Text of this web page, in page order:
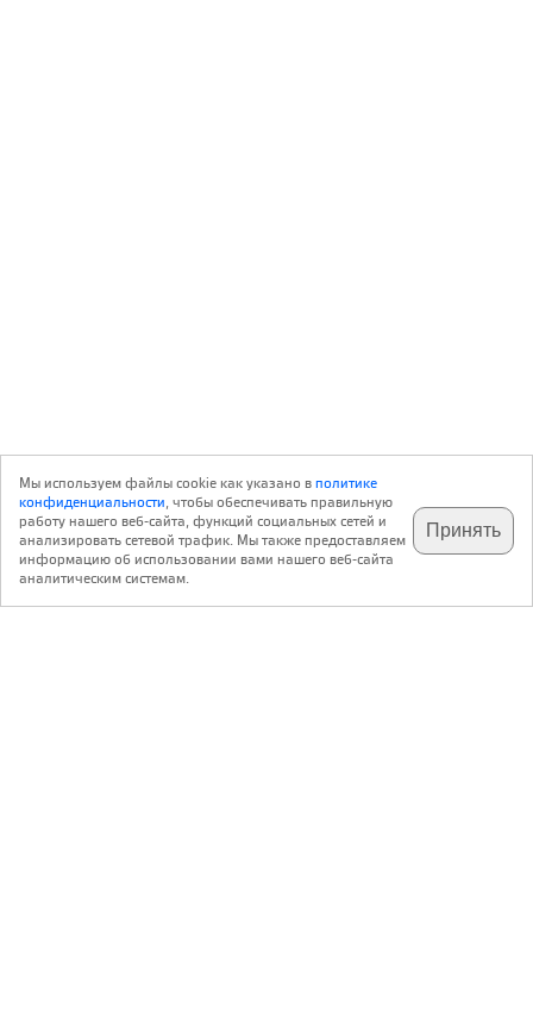
подпишитесь на наш
телеграм @archi_ru
✕
с 20 июля 1999 г.
Мы используем файлы cookie как указано вполитике
конфиденциальности, чтобы обеспечивать правильную
работу нашего веб-сайта, функций социальных сетей и
анализировать сетевой трафик. Мы также предоставляем
информацию об использовании вами нашего веб-сайта
аналитическим системам.
Принять